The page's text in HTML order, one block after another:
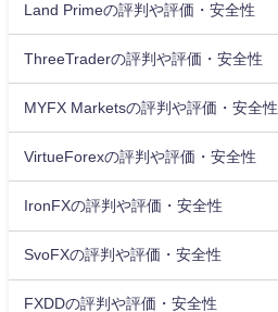
Land Primeの評判や評価・安全性
ThreeTraderの評判や評価・安全性
MYFX Marketsの評判や評価・安全性
VirtueForexの評判や評価・安全性
IronFXの評判や評価・安全性
SvoFXの評判や評価・安全性
FXDDの評判や評価・安全性